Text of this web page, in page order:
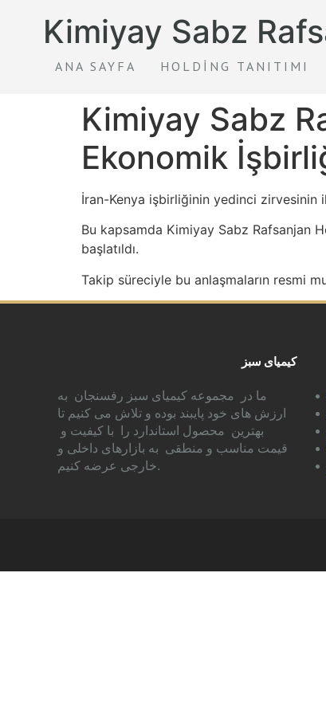
Kimiyay Sabz
ANA SAYFA HOLDING TANITIMI
Kimiyay Sabz
Ekonomik
İran-Kenya işbirliğinin yedinci zirvesinin
Bu kapsamda Kimiyay Sabz Rafsanjan
başlatıldı.
Takip süreciyle bu anlaşmaların resmi
کیمیای سبز
ما در مجموعه کیمیای سبز رفسنجان به
ارزش های خود پایبند بوده و تلاش می کنیم تا
بهترین محصول استاندارد را با کیفیت و
قیمت مناسب و منطقی به بازارهای داخلی و
خارجی عرضه کنیم.